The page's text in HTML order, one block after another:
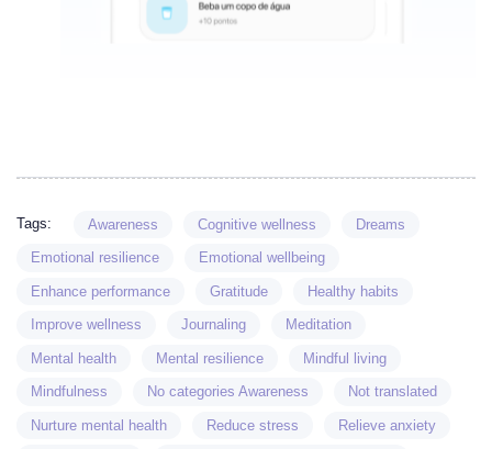
Tags: Awareness Cognitive wellness Dreams
Emotional resilience Emotional wellbeing
Enhance performance Gratitude Healthy habits
Improve wellness Journaling Meditation
Mental health Mental resilience Mindful living
Mindfulness No categories Awareness Not translated
Nurture mental health Reduce stress Relieve anxiety